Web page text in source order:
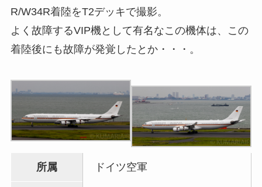
R/W34R着陸をT2デッキで撮影。
よく故障するVIP機として有名なこの機体は、この
着陸後にも故障が発覚したとか・・・。
所属 ドイツ空軍